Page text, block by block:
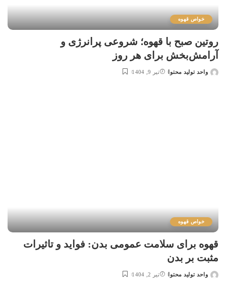
خواص قهوه
روتین صبح با قهوه؛ شروعی پرانرژی و
آرامش‌بخش برای هر روز
واحد تولید محتوا تیر 9, 1404
خواص قهوه
قهوه برای سلامت عمومی بدن: فواید و تاثیرات
مثبت بر بدن
واحد تولید محتوا تیر 2, 1404